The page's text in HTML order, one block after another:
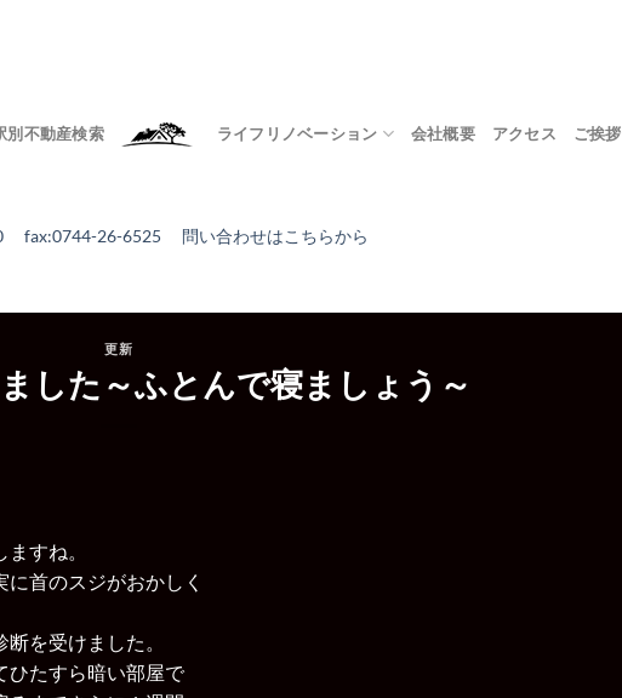
別不動産検索 ライフリノベーション 会社概要 アクセス ご挨拶
fax:0744-26-6525 問い合わせはこちらから
更新
した～ふとんで寝ましょう～
すね。
首のスジがおかしく
を受けました。
ひたすら暗い部屋で